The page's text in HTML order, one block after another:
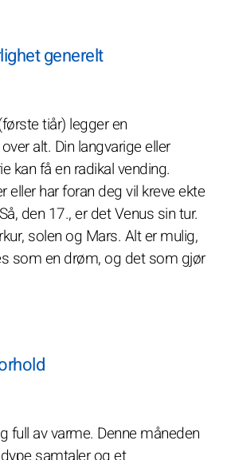
generelt
tiår) legger en
alt. Din langvarige eller
kan få en radikal vending.
eller har foran deg vil kreve ekte
den 17., er det Venus sin tur.
solen og Mars. Alt er mulig,
som en drøm, og det som gjør
full av varme. Denne måneden